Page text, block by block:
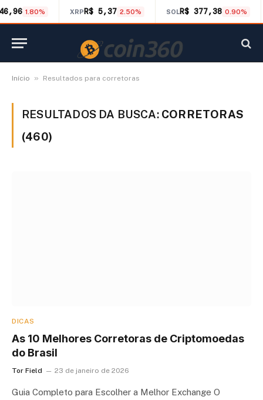
1.80% XRPR$ 5,37 2.50% SOLR$ 377,38 0.90%
Início » Resultados para corretoras
RESULTADOS DA BUSCA: CORRETORAS
(460)
DICAS
As 10 Melhores Corretoras de Criptomoedas
do Brasil
Tor Field 23 de janeiro de 2026
Guia Completo para Escolher a Melhor Exchange O